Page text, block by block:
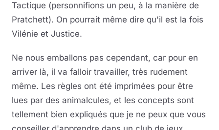
Tactique (personnifions un peu, à la manière de
Pratchett). On pourrait même dire qu'il est la fois
Vilénie et Justice.
Ne nous emballons pas cependant, car pour en
arriver là, il va falloir travailler, très rudement
même. Les règles ont été imprimées pour être
lues par des animalcules, et les concepts sont
tellement bien expliqués que je ne peux que vous